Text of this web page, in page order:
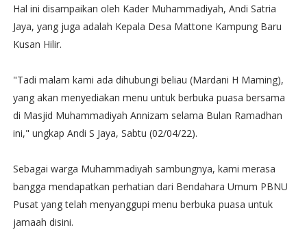
Hal ini disampaikan oleh Kader Muhammadiyah, Andi Satria
Jaya, yang juga adalah Kepala Desa Mattone Kampung Baru
Kusan Hilir.
"Tadi malam kami ada dihubungi beliau (Mardani H Maming),
yang akan menyediakan menu untuk berbuka puasa bersama
di Masjid Muhammadiyah Annizam selama Bulan Ramadhan
ini," ungkap Andi S Jaya, Sabtu (02/04/22).
Sebagai warga Muhammadiyah sambungnya, kami merasa
bangga mendapatkan perhatian dari Bendahara Umum PBNU
Pusat yang telah menyanggupi menu berbuka puasa untuk
jamaah disini.